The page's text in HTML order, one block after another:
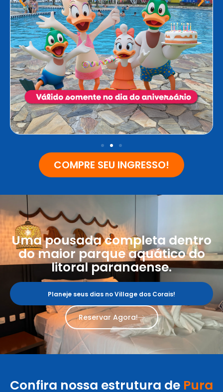
COMPRE SEU INGRESSO!
Uma pousada completa dentro
do maior parque aquático do
litoral paranaense.
Planeje seus dias no Village dos Corais!
Reservar Agora!
Confira nossa estrutura de Pura